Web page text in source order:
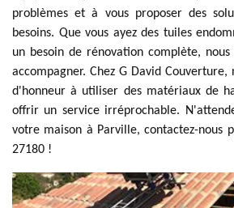
problèmes et à vous proposer des
besoins. Que vous ayez des tuiles
un besoin de rénovation complète,
accompagner. Chez G David
d'honneur à utiliser des matériaux de
offrir un service irréprochable.
votre maison à Parville, contactez-nous
27180 !